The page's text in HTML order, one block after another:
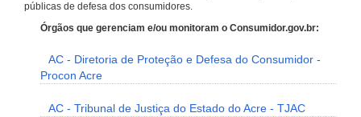
públicas de defesa dos consumidores.
Órgãos que gerenciam e/ou monitoram o Consumidor.gov.br:
AC - Diretoria de Proteção e Defesa do Consumidor -
Procon Acre
AC - Tribunal de Justiça do Estado do Acre - TJAC